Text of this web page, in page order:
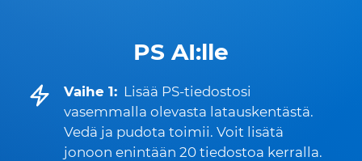
PS AI:lle
Vaihe 1: Lisää PS-tiedostosi
vasemmalla olevasta latauskentästä.
Vedä ja pudota toimii. Voit lisätä
jonoon enintään 20 tiedostoa kerralla.